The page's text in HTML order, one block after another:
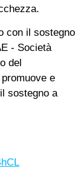
con il sostegno
- Società
del
e
sostegno a